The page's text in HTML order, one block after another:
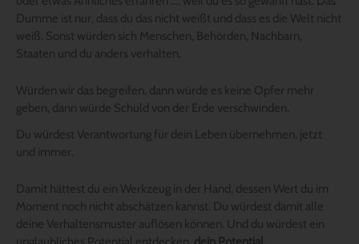
Dumme ist nur, dass du das nicht weißt und dass es die Welt nicht
weiß. Sonst würden sich Menschen, Behörden, Nachbarn,
Staaten und du anders verhalten.
Würden wir das begreifen, dann würde es keine Opfer mehr
geben, dann würde Schuld von der Erde verschwinden.
Du würdest Verantwortung für dein Leben übernehmen, jetzt
und immer.
Damit hättest du ein Werkzeug in der Hand, dessen Wert du im
Moment noch nicht abschätzen kannst. Du würdest damit alle
deine Verhaltensmuster auflösen können. Und du würdest ein